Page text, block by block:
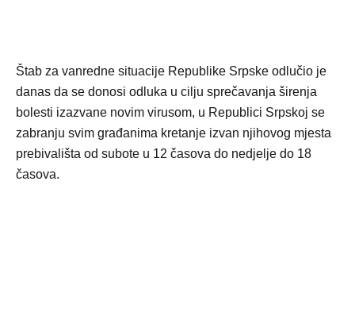
Štab za vanredne situacije Republike Srpske odlučio je
danas da se donosi odluka u cilju sprečavanja širenja
bolesti izazvane novim virusom, u Republici Srpskoj se
zabranju svim građanima kretanje izvan njihovog mjesta
prebivališta od subote u 12 časova do nedjelje do 18
časova.